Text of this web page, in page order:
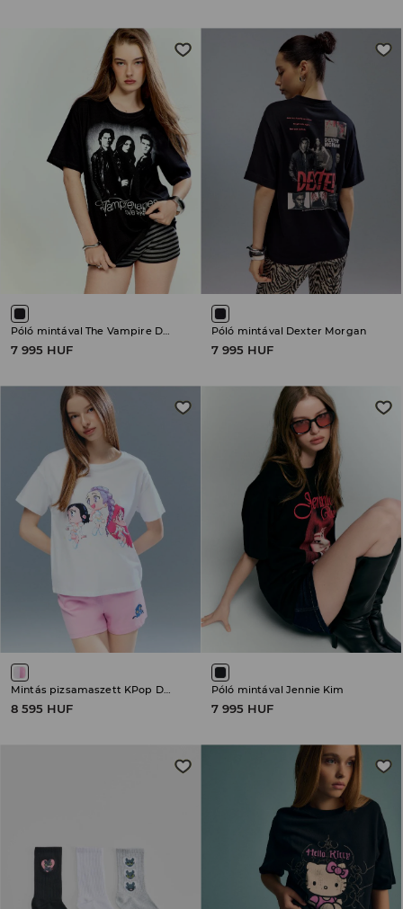
Póló mintával The Vampire Diaries
7 995 HUF
Póló mintával Dexter Morgan
7 995 HUF
Mintás pizsamaszett KPop Demon Hunters
8 595 HUF
Póló mintával Jennie Kim
7 995 HUF